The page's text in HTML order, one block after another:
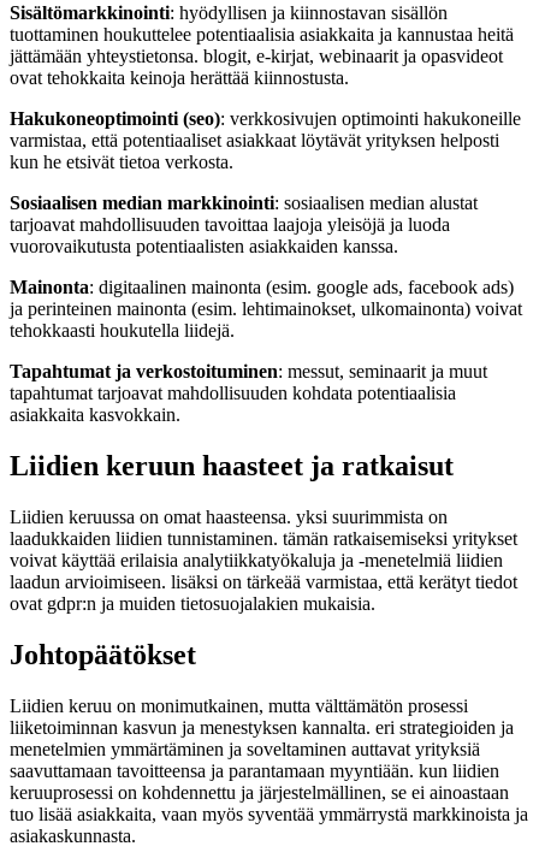
Sisältömarkkinointi: hyödyllisen ja kiinnostavan sisällön
tuottaminen houkuttelee potentiaalisia asiakkaita ja kannustaa heitä
jättämään yhteystietonsa. blogit, e-kirjat, webinaarit ja opasvideot
ovat tehokkaita keinoja herättää kiinnostusta.
Hakukoneoptimointi (seo): verkkosivujen optimointi hakukoneille
varmistaa, että potentiaaliset asiakkaat löytävät yrityksen helposti
kun he etsivät tietoa verkosta.
Sosiaalisen median markkinointi: sosiaalisen median alustat
tarjoavat mahdollisuuden tavoittaa laajoja yleisöjä ja luoda
vuorovaikutusta potentiaalisten asiakkaiden kanssa.
Mainonta: digitaalinen mainonta (esim. google ads, facebook ads)
ja perinteinen mainonta (esim. lehtimainokset, ulkomainonta) voivat
tehokkaasti houkutella liidejä.
Tapahtumat ja verkostoituminen: messut, seminaarit ja muut
tapahtumat tarjoavat mahdollisuuden kohdata potentiaalisia
asiakkaita kasvokkain.
Liidien keruun haasteet ja ratkaisut
Liidien keruussa on omat haasteensa. yksi suurimmista on
laadukkaiden liidien tunnistaminen. tämän ratkaisemiseksi yritykset
voivat käyttää erilaisia analytiikkatyökaluja ja -menetelmiä liidien
laadun arvioimiseen. lisäksi on tärkeää varmistaa, että kerätyt tiedot
ovat gdpr:n ja muiden tietosuojalakien mukaisia.
Johtopäätökset
Liidien keruu on monimutkainen, mutta välttämätön prosessi
liiketoiminnan kasvun ja menestyksen kannalta. eri strategioiden ja
menetelmien ymmärtäminen ja soveltaminen auttavat yrityksiä
saavuttamaan tavoitteensa ja parantamaan myyntiään. kun liidien
keruuprosessi on kohdennettu ja järjestelmällinen, se ei ainoastaan
tuo lisää asiakkaita, vaan myös syventää ymmärrystä markkinoista ja
asiakaskunnasta.